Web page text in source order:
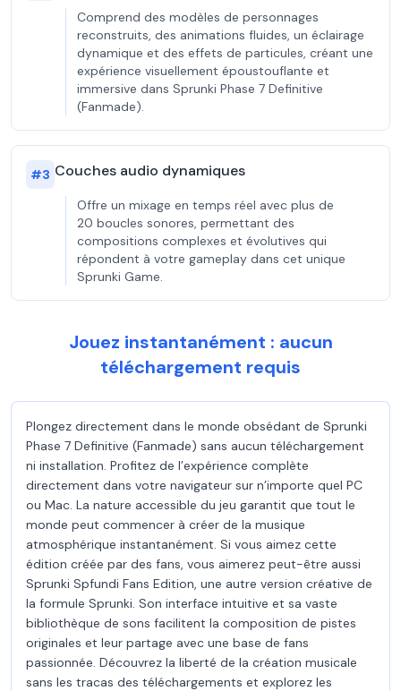
Comprend des modèles de personnages
reconstruits, des animations fluides, un éclairage
dynamique et des effets de particules, créant une
expérience visuellement époustouflante et
immersive dans Sprunki Phase 7 Definitive
(Fanmade).
#3 Couches audio dynamiques
Offre un mixage en temps réel avec plus de
20 boucles sonores, permettant des
compositions complexes et évolutives qui
répondent à votre gameplay dans cet unique
Sprunki Game.
Jouez instantanément : aucun
téléchargement requis
Plongez directement dans le monde obsédant de Sprunki
Phase 7 Definitive (Fanmade) sans aucun téléchargement
ni installation. Profitez de l’expérience complète
directement dans votre navigateur sur n’importe quel PC
ou Mac. La nature accessible du jeu garantit que tout le
monde peut commencer à créer de la musique
atmosphérique instantanément. Si vous aimez cette
édition créée par des fans, vous aimerez peut-être aussi
Sprunki Spfundi Fans Edition, une autre version créative de
la formule Sprunki. Son interface intuitive et sa vaste
bibliothèque de sons facilitent la composition de pistes
originales et leur partage avec une base de fans
passionnée. Découvrez la liberté de la création musicale
sans les tracas des téléchargements et explorez les